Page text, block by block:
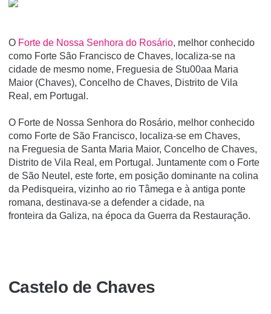
O Forte de Nossa Senhora do Rosário, melhor conhecido
como Forte São Francisco de Chaves, localiza-se na
cidade de mesmo nome, Freguesia de Stu00aa Maria
Maior (Chaves), Concelho de Chaves, Distrito de Vila
Real, em Portugal.
O Forte de Nossa Senhora do Rosário, melhor conhecido
como Forte de São Francisco, localiza-se em Chaves,
na Freguesia de Santa Maria Maior, Concelho de Chaves,
Distrito de Vila Real, em Portugal. Juntamente com o Forte
de São Neutel, este forte, em posição dominante na colina
da Pedisqueira, vizinho ao rio Tâmega e à antiga ponte
romana, destinava-se a defender a cidade, na
fronteira da Galiza, na época da Guerra da Restauração.
Castelo de Chaves